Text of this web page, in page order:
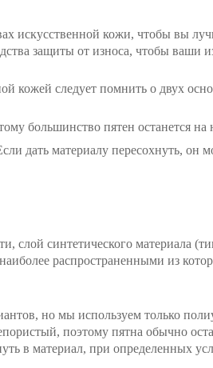
искусственной кожи, чтобы вы
защиты от износа, чтобы ваши
кожей следует помнить о двух
большинство пятен останется на
дать материалу пересохнуть, он
слой синтетического материала
распространенными из
но мы используем только
поэтому пятна обычно
в материал, при определенных